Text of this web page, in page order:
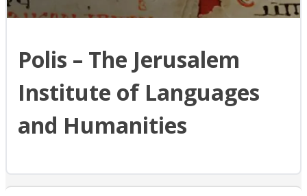
Polis – The Jerusalem
Institute of Languages
and Humanities